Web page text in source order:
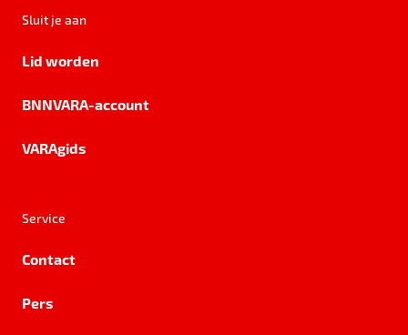
Sluit je aan
Lid worden
BNNVARA-account
VARAgids
Service
Contact
Pers